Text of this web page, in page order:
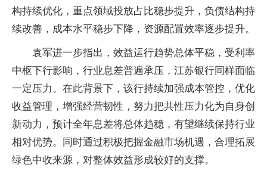
构持续优化，重点领域投放占比稳步提升，负债结构持
续改善，成本水平稳步下降，资源配置效率逐步提升。
袁军进一步指出，效益运行趋势总体平稳，受利率
中枢下行影响，行业息差普遍承压，江苏银行同样面临
一定压力。在此背景下，该行持续加强成本管控，优化
收益管理，增强经营韧性，努力把共性压力化为自身创
新动力，预计全年息差将总体趋稳，有望继续保持行业
相对优势。同时通过积极把握金融市场机遇，合理拓展
绿色中收来源，对整体效益形成较好的支撑。